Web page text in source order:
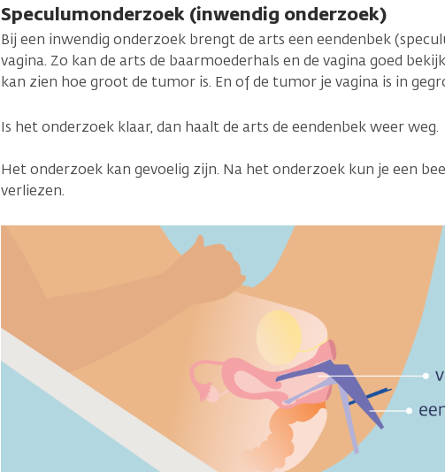
Speculumonderzoek (inwendig onderzoek)
Bij een inwendig onderzoek brengt de arts een eendenbek
vagina. Zo kan de arts de baarmoederhals en de vagina goed
kan zien hoe groot de tumor is. En of de tumor je vagina is in
Is het onderzoek klaar, dan haalt de arts de eendenbek weer weg.
Het onderzoek kan gevoelig zijn. Na het onderzoek kun je een
verliezen.